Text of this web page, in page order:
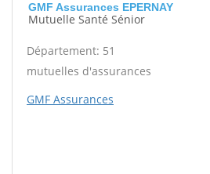
GMF Assurances EPERNAY
Mutuelle Santé Sénior
Département: 51
mutuelles d'assurances
GMF Assurances